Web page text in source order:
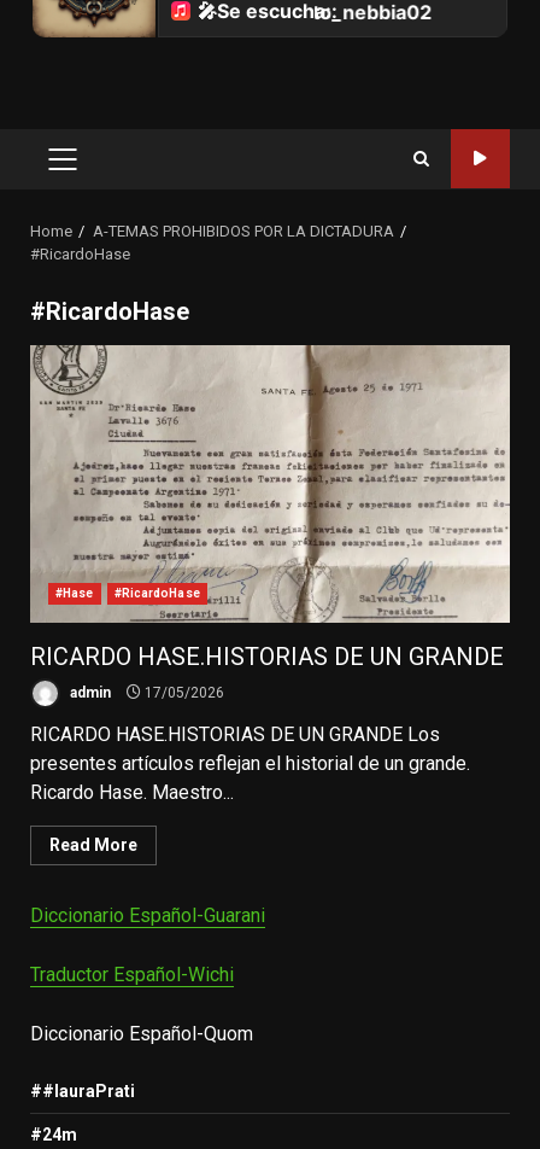
Primary
Home
A-TEMAS PROHIBIDOS POR LA DICTADURA
#RicardoHase
#RicardoHase
#Hase #RicardoHase
RICARDO HASE.HISTORIAS DE UN GRANDE
admin 17/05/2026
RICARDO HASE.HISTORIAS DE UN GRANDE Los
presentes artículos reflejan el historial de un grande.
Ricardo Hase. Maestro...
Read More
Diccionario Español-Guarani
Traductor Español-Wichi
Diccionario Español-Quom
##lauraPrati
#24m